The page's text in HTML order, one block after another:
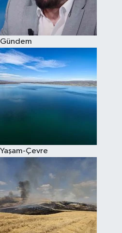
Gündem
Yaşam-Çevre
Spor
Burç Yorumları
Çocuk
Eğitim
Kim kimdir?
Kültür Sanat
Sağlık